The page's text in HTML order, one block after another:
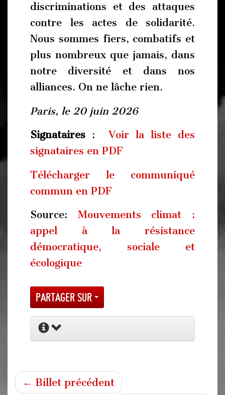
discriminations et des attaques
contre les actes de solidarité.
Nous sommes fiers, combatifs et
plus nombreux que jamais, dans
notre diversité et dans nos
alliances. On ne lâche rien.
Paris, le 20 juin 2026
Signataires :Voir la liste des
signataires en PDF
Télécharger le communiqué
commun en PDF
Source: Mouvements climat :
appel à la résistance
démocratique, sociale et
écologique
Partager sur
← Billet précédent